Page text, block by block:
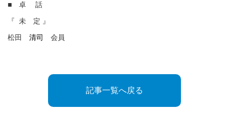
■ 卓 話
『 未 定 』
松田 清司 会員
記事一覧へ戻る